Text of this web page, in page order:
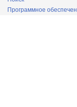
Программное